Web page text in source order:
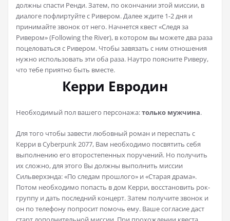
должны спасти Ренди. Затем, по окончании этой миссии, в
диалоге пофлиртуйте с Ривером. Далее ждите 1-2 дня и
принимайте звонок от него. Начнется квест «Следя за
Ривером» (Following the River), в котором вы можете два раза
поцеловаться с Ривером. Чтобы завязать с ним отношения
нужно использовать эти оба раза. Наутро поясните Риверу,
что тебе приятно быть вместе.
Керри Евродин
Необходимый пол вашего персонажа:только мужчина.
Для того чтобы завести любовный роман и переспать с
Керри в Cyberpunk 2077, Вам необходимо посвятить себя
выполнению его второстепенных поручений. Но получить
их сложно, для этого Вы должны выполнить миссии
Сильверхэнда: «По следам прошлого» и «Старая драма».
Потом необходимо попасть в дом Керри, восстановить рок-
группу и дать последний концерт. Затем получите звонок и
он по телефону попросит помочь ему. Ваше согласие даст